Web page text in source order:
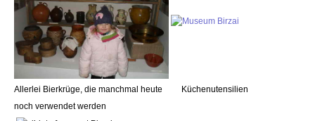
Allerlei Bierkrüge, die manchmal heute Küchenutensilien
noch verwendet werden